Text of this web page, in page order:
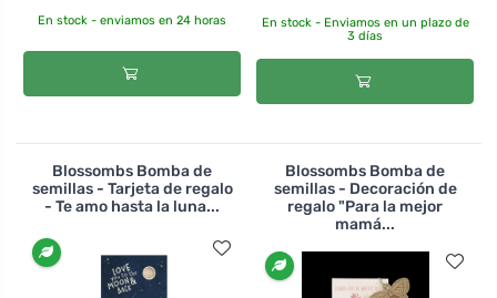
En stock - enviamos en 24 horas
En stock - Enviamos en un plazo de
3 días
Blossombs Bomba de
semillas - Tarjeta de regalo
- Te amo hasta la luna...
Blossombs Bomba de
semillas - Decoración de
regalo "Para la mejor
mamá...